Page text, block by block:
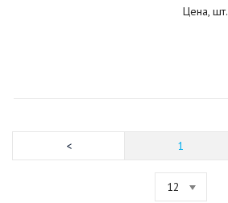
Цена, шт.
1
12